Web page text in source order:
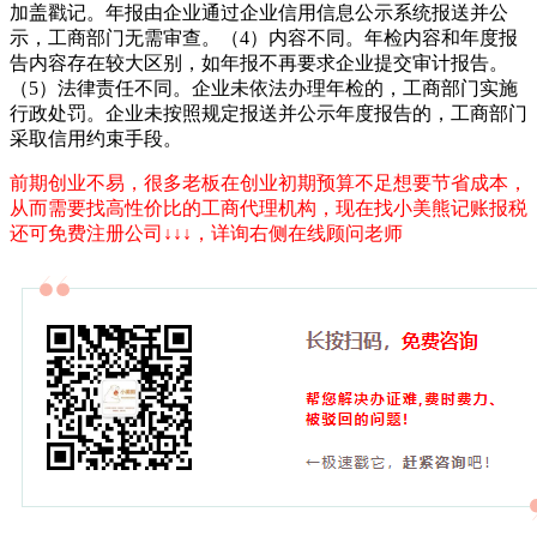
加盖戳记。年报由企业通过企业信用信息公示系统报送并公
示，工商部门无需审查。（4）内容不同。年检内容和年度报
告内容存在较大区别，如年报不再要求企业提交审计报告。
（5）法律责任不同。企业未依法办理年检的，工商部门实施
行政处罚。企业未按照规定报送并公示年度报告的，工商部门
采取信用约束手段。
前期创业不易，很多老板在创业初期预算不足想要节省成本，
从而需要找高性价比的工商代理机构，现在找小美熊记账报税
还可免费注册公司↓↓↓，详询右侧在线顾问老师